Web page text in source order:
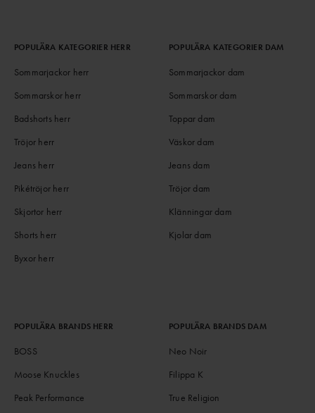
POPULÄRA KATEGORIER HERR
Sommarjackor herr
Sommarskor herr
Badshorts herr
Tröjor herr
Jeans herr
Pikétröjor herr
Skjortor herr
Shorts herr
Byxor herr
POPULÄRA KATEGORIER DAM
Sommarjackor dam
Sommarskor dam
Toppar dam
Väskor dam
Jeans dam
Tröjor dam
Klänningar dam
Kjolar dam
POPULÄRA BRANDS HERR
BOSS
Moose Knuckles
Peak Performance
POPULÄRA BRANDS DAM
Neo Noir
Filippa K
True Religion